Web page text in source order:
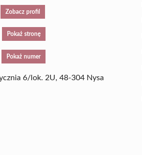
Zobacz profil
Pokaż stronę
Pokaż numer
6/lok. 2U, 48-304 Nysa